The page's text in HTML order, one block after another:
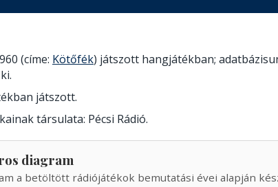
(címe: Kötőfék) játszott hangjátékban;
játszott.
társulata: Pécsi Rádió.
diagram
a betöltött rádiójátékok bemutatási évei alapján